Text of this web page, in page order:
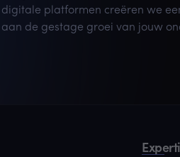
digitale platformen creëren we
aan de gestage groei van jouw